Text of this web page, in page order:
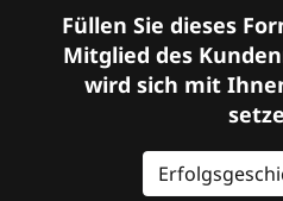
Füllen Sie dieses
Mitglied des
wird sich mit